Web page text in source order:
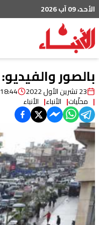
الأحد، 09 آب 2026
بالصور
23 تشرين الأول 2022 18:44
محلّيات الأنباء الأنباء